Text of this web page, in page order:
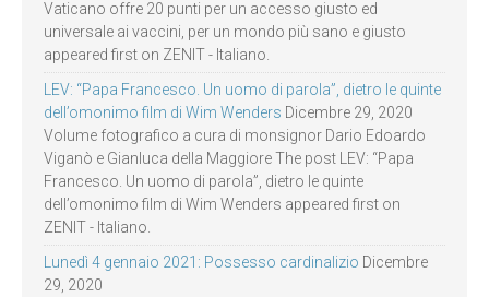
Vaticano offre 20 punti per un accesso giusto ed
universale ai vaccini, per un mondo più sano e giusto
appeared first on ZENIT - Italiano.
LEV: “Papa Francesco. Un uomo di parola”, dietro le quinte
dell’omonimo film di Wim Wenders Dicembre 29, 2020
Volume fotografico a cura di monsignor Dario Edoardo
Viganò e Gianluca della Maggiore The post LEV: “Papa
Francesco. Un uomo di parola”, dietro le quinte
dell’omonimo film di Wim Wenders appeared first on
ZENIT - Italiano.
Lunedì 4 gennaio 2021: Possesso cardinalizio Dicembre
29, 2020